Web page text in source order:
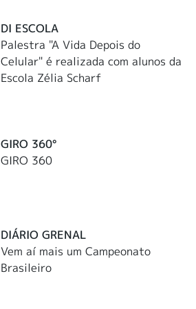
DI ESCOLA
Palestra "A Vida Depois do
Celular" é realizada com alunos da
Escola Zélia Scharf
GIRO 360°
GIRO 360
DIÁRIO GRENAL
Vem aí mais um Campeonato
Brasileiro